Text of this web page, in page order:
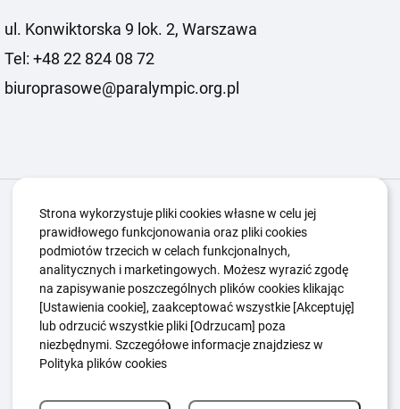
ul. Konwiktorska 9 lok. 2, Warszawa
Tel: +48 22 824 08 72
biuroprasowe@paralympic.org.pl
Igrzyska Paralimpijskie O nas
Kwalifikacje ZSK
Kluby Aktualności
Edukacja
Guttmanny Kontakt
Polityka Ochrony Dzieci
Sygnaliści
Polityka plików cookie
Strona wykorzystuje pliki cookies własne w celu jej
prawidłowego funkcjonowania oraz pliki cookies
podmiotów trzecich w celach funkcjonalnych,
analitycznych i marketingowych. Możesz wyrazić zgodę
na zapisywanie poszczególnych plików cookies klikając
[Ustawienia cookie], zaakceptować wszystkie [Akceptuję]
lub odrzucić wszystkie pliki [Odrzucam] poza
niezbędnymi. Szczegółowe informacje znajdziesz w
Polityka plików cookies